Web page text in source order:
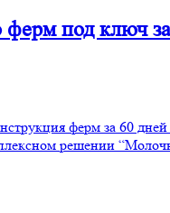
фермпод ключ
ферм за 60
решении